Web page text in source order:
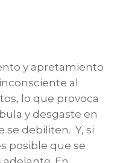
y apretamiento
al
lo que provoca
y desgaste en
se debiliten. Y, si
posible que se